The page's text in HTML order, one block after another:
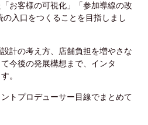
お客様の可視化」「参加導線の改
入口をつくることを目指しまし
計の考え方、店舗負担を増やさな
今後の発展構想まで、インタ
。
トプロデューサー目線でまとめて